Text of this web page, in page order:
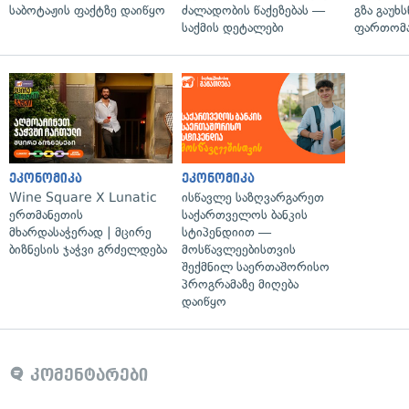
საბოტაჟის ფაქტზე დაიწყო
ძალადობის წაქეზებას —
საქმის დეტალები
გზა
ეკონომიკა
Wine Square X Lunatic
ერთმანეთის
მხარდასაჭერად | მცირე
ბიზნესის ჯაჭვი გრძელდება
ეკონომიკა
ისწავლე საზღვარგარეთ
საქართველოს ბანკის
სტიპენდიით —
მოსწავლეებისთვის
შექმნილ საერთაშორისო
პროგრამაზე მიღება
დაიწყო
კომენტარები